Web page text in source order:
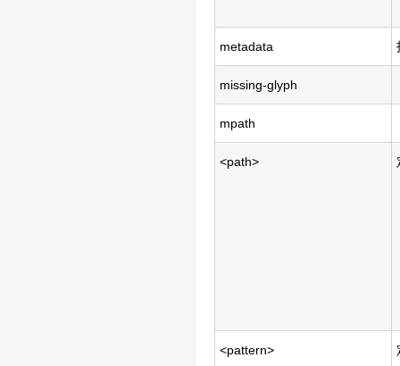
metadata
missing-glyph
mpath
<path>
<pattern>